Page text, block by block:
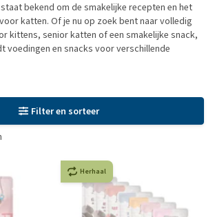
bekend om de smakelijke recepten en het
katten. Of je nu op zoek bent naar volledig
kittens, senior katten of een smakelijke snack,
voedingen en snacks voor verschillende
Filter en sorteer
Herhaal